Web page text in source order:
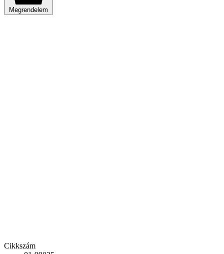
Megrendelem
Cikkszám